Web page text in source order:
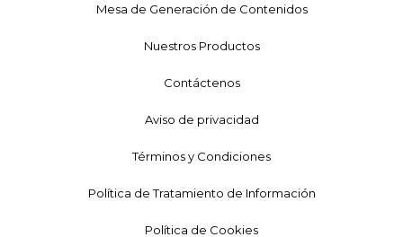
Mesa de Generación de Contenidos
Nuestros Productos
Contáctenos
Aviso de privacidad
Términos y Condiciones
Política de Tratamiento de Información
Política de Cookies